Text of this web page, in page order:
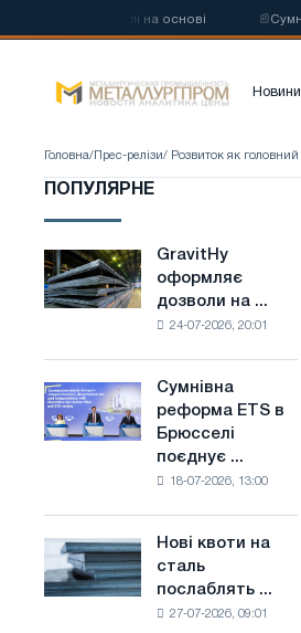
сталі на основі 📰Сумнівна
Новини
Головна/ Прес-релізи/ Розвиток як
ПОПУЛЯРНЕ
GravitHy
оформляє
дозволи
з
виробництва
низьковуглецевої
основі
водню
Франції
GravitHy
оформляє
дозволи на ...
24-07-2026, 20:01
Сумнівна
реформа
ETS
обмеження
з
Сумнівна
реформа ETS в
Брюсселі
поєднує ...
18-07-2026, 13:00
Нові
квоти
на
Нові квоти на
сталь
послаблять ...
27-07-2026, 09:01